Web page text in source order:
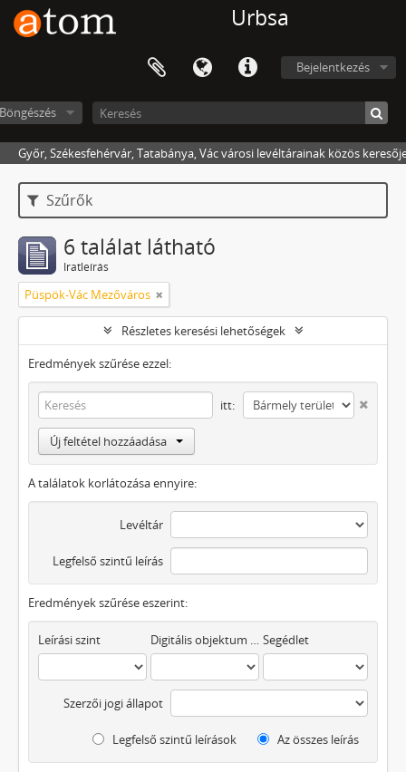
Urbsa
Bejelentkezés
Győr, Székesfehérvár, Tatabánya, Vác városi levéltárainak közös
Szűrők
6 találat látható
Iratleírás
Püspök-Vác Mezőváros
Részletes keresési lehetőségek
Eredmények szűrése ezzel:
itt:
Új feltétel hozzáadása
A találatok korlátozása ennyire:
Levéltár
Legfelső szintű leírás
Eredmények szűrése eszerint:
Leírási szint Digitális objektum áll rendelkezésre Segédlet
Szerzői jogi állapot
Legfelső szintű leírások Az összes leírás